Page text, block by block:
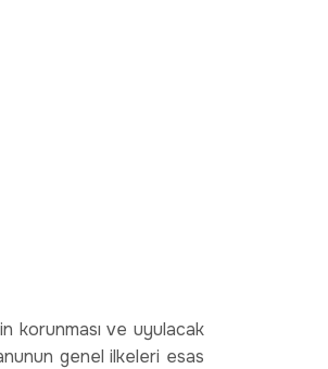
korunması ve uyulacak
genel ilkeleri esas